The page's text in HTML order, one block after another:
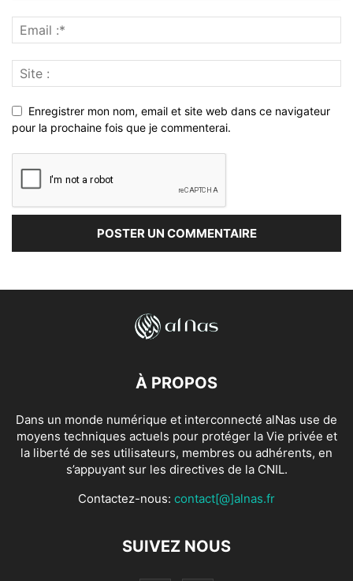
Enregistrer mon nom, email et site web dans ce navigateur
pour la prochaine fois que je commenterai.
À PROPOS
Dans un monde numérique et interconnecté alNas use de
moyens techniques actuels pour protéger la Vie privée et
la liberté de ses utilisateurs, membres ou adhérents, en
s’appuyant sur les directives de la CNIL.
Contactez-nous: contact[@]alnas.fr
SUIVEZ NOUS